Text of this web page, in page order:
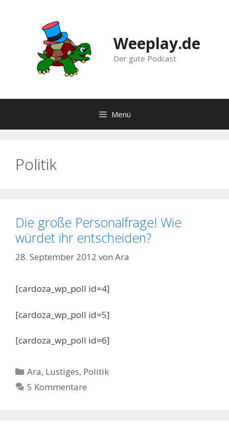
Weeplay.de
Der gute Podcast
Menü
Politik
Die große Personalfrage! Wie
würdet ihr entscheiden?
28. September 2012 von Ara
[cardoza_wp_poll id=4]
[cardoza_wp_poll id=5]
[cardoza_wp_poll id=6]
Kategorien
Ara, Lustiges, Politik
5 Kommentare